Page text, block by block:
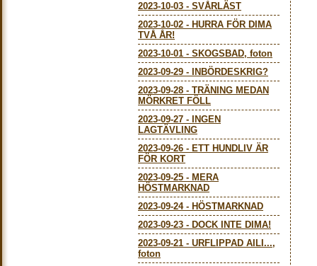
2023-10-03 - SVÅRLÄST
2023-10-02 - HURRA FÖR DIMA
TVÅ ÅR!
2023-10-01 - SKOGSBAD, foton
2023-09-29 -
INBÖRDESKRIG?
2023-09-28 - TRÄNING MEDAN
MÖRKRET FÖLL
2023-09-27 -
INGEN
LAGTÄVLING
2023-09-26 - ETT HUNDLIV ÄR
FÖR KORT
2023-09-25 - MERA
HÖSTMARKNAD
2023-09-24- HÖSTMARKNAD
2023-09-23 - DOCK INTE DIMA!
2023-09-21 - URFLIPPAD AILI...,
foton